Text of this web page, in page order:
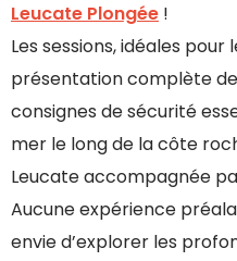
Leucate Plongée !
Les sessions, idéales
présentation complète
consignes de sécurité
mer le long de la côte
Leucate accompagnée
Aucune expérience
envie d’explorer les